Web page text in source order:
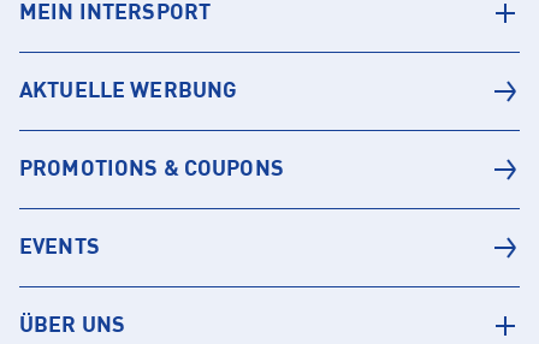
MEIN INTERSPORT
AKTUELLE WERBUNG
PROMOTIONS & COUPONS
EVENTS
ÜBER UNS